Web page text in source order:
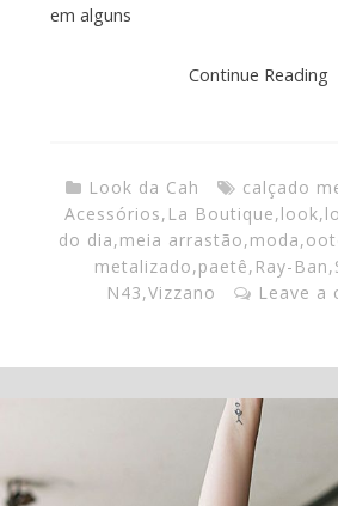
em alguns
Continue Reading
Look da Cah calçado
Acessórios, La Boutique,look,
do dia,meia arrastão,moda,
metalizado,paetê, Ray-Ban,
N43,Vizzano Leave a